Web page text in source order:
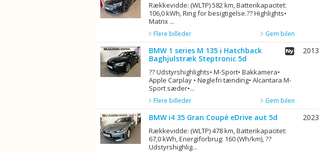
Rækkevidde: (WLTP) 582 km, Batterikapacitet:
106,0 kWh, Ring for besigtigelse.?? Highlights•
Matrix ...
Gem bilen
Flere billeder
BMW 1 series M 135 i Hatchback
Baghjulstræk Steptronic 5d
?? Udstyrshighlights• M-Sport• Bakkamera•
Apple Carplay • Nøglefri tænding• Alcantara M-
Sport sæder•...
Gem bilen
Flere billeder
2013
BMW i4 35 Gran Coupé eDrive aut 5d
Rækkevidde: (WLTP) 478 km, Batterikapacitet:
67,0 kWh, Energiforbrug: 160 (Wh/km), ??
Udstyrshighlig...
2023